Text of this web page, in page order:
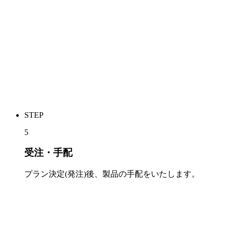
STEP
5
受注・手配
プラン決定(発注)後、製品の手配をいたします。